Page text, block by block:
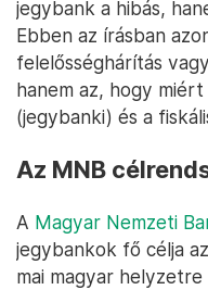
jegybank a hibás,
Ebben az írásban
felelősséghárítás
hanem az, hogy
(jegybanki) és a
Az MNB
A Magyar Nemzeti
jegybankok fő célja
mai magyar